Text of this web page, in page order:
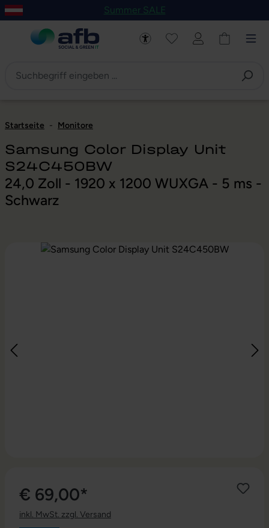
Hauptinhalt springen
Zur Navigation der B2B-Plattform springen
Summer SALE
Startseite - Monitore
Samsung Color Display Unit
S24C450BW
24,0 Zoll - 1920 x 1200 WUXGA - 5 ms -
Schwarz
Bildergalerie überspringen
€ 69,00*
inkl. MwSt. zzgl. Versand